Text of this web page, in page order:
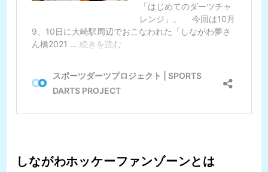
しながわホッケーファンゾーンとは